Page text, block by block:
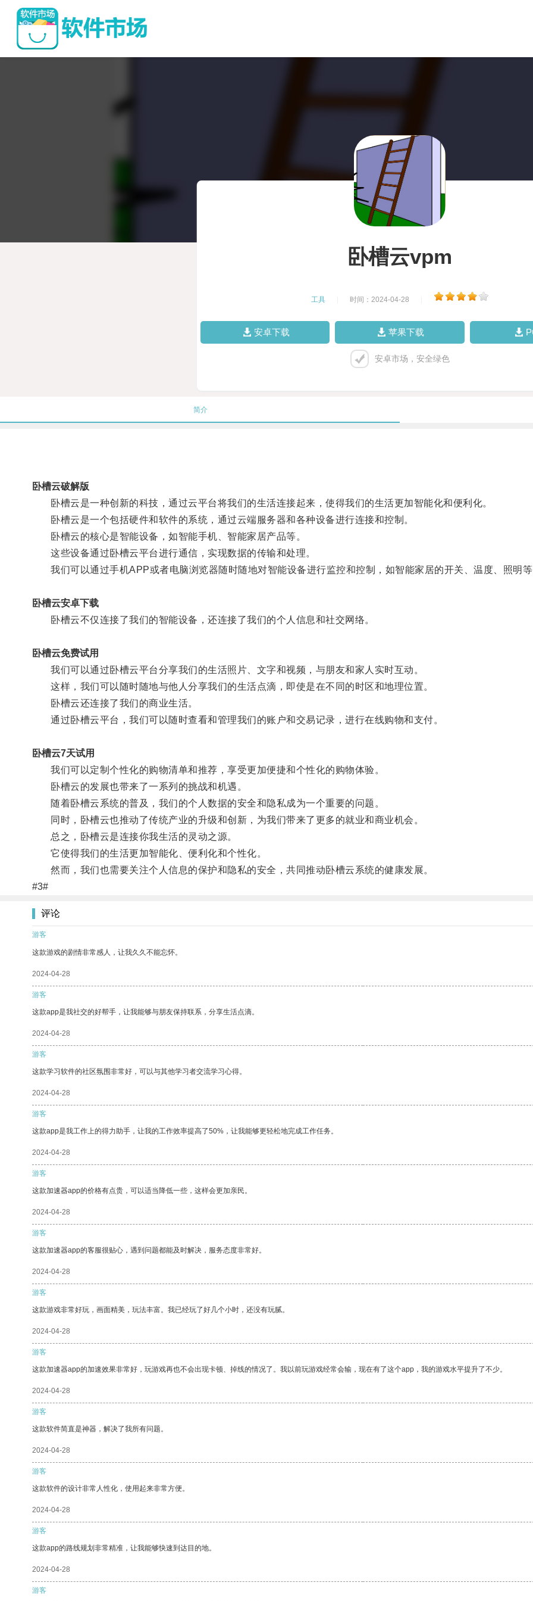
卧槽云vpm
工具 时间：2024-04-28
安卓下载 苹果下载
安卓市场，安全绿色
简介
卧槽云破解版
卧槽云是一种创新的科技，通过云平台将我们的生活连接起来，使得我们的生活更加智能化和便利化。
卧槽云是一个包括硬件和软件的系统，通过云端服务器和各种设备进行连接和控制。
卧槽云的核心是智能设备，如智能手机、智能家居产品等。
这些设备通过卧槽云平台进行通信，实现数据的传输和处理。
我们可以通过手机APP或者电脑浏览器随时随地对智能设备进行监控和控制，如智能家居的开关、温度、照明等
卧槽云安卓下载
卧槽云不仅连接了我们的智能设备，还连接了我们的个人信息和社交网络。
卧槽云免费试用
我们可以通过卧槽云平台分享我们的生活照片、文字和视频，与朋友和家人实时互动。
这样，我们可以随时随地与他人分享我们的生活点滴，即使是在不同的时区和地理位置。
卧槽云还连接了我们的商业生活。
通过卧槽云平台，我们可以随时查看和管理我们的账户和交易记录，进行在线购物和支付。
卧槽云7天试用
我们可以定制个性化的购物清单和推荐，享受更加便捷和个性化的购物体验。
卧槽云的发展也带来了一系列的挑战和机遇。
随着卧槽云系统的普及，我们的个人数据的安全和隐私成为一个重要的问题。
同时，卧槽云也推动了传统产业的升级和创新，为我们带来了更多的就业和商业机会。
总之，卧槽云是连接你我生活的灵动之源。
它使得我们的生活更加智能化、便利化和个性化。
然而，我们也需要关注个人信息的保护和隐私的安全，共同推动卧槽云系统的健康发展。
#3#
评论
游客
这款游戏的剧情非常感人，让我久久不能忘怀。
2024-04-28
游客
这款app是我社交的好帮手，让我能够与朋友保持联系，分享生活点滴。
2024-04-28
游客
这款学习软件的社区氛围非常好，可以与其他学习者交流学习心得。
2024-04-28
游客
这款app是我工作上的得力助手，让我的工作效率提高了50%，让我能够更轻松地完成工作任务。
2024-04-28
游客
这款加速器app的价格有点贵，可以适当降低一些，这样会更加亲民。
2024-04-28
游客
这款加速器app的客服很贴心，遇到问题都能及时解决，服务态度非常好。
2024-04-28
游客
这款游戏非常好玩，画面精美，玩法丰富。我已经玩了好几个小时，还没有玩腻。
2024-04-28
游客
这款加速器app的加速效果非常好，玩游戏再也不会出现卡顿、掉线的情况了。我以前玩游戏经常会输，现在有了这个app，我的游戏水平提升了不少。
2024-04-28
游客
这款软件简直是神器，解决了我所有问题。
2024-04-28
游客
这款软件的设计非常人性化，使用起来非常方便。
2024-04-28
游客
这款app的路线规划非常精准，让我能够快速到达目的地。
2024-04-28
游客